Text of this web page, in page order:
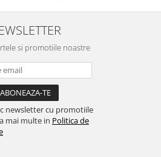
si promotiile noastre
newsletter cu promotiile
mai multe in Politica de